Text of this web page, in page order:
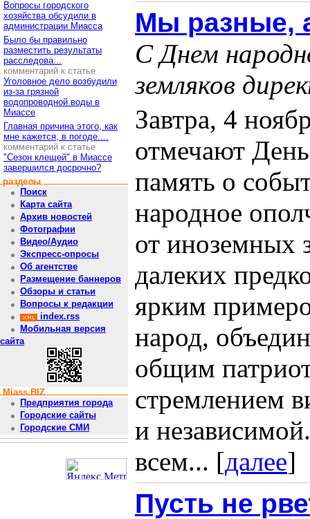
Вопросы городского
хозяйства обсудили в
администрации Миасса
Было бы правильно
разместить результаты
расследова...
комментарий к статье
Уголовное дело возбудили
из-за грязной
водопроводной воды в
Миассе
Главная причина этого, как
мне кажется, в погоде....
комментарий к статье
"Сезон клещей" в Миассе
завершился досрочно?
разделы
Поиск
Карта сайта
Архив новостей
Фотографии
Видео/Аудио
Экспресс-опросы
Об агентстве
Размещение баннеров
Обзоры и статьи
Вопросы к редакции
index.rss
Мобильная версия
сайта
Miass.BIZ
Предприятия города
Городские сайты
Городские СМИ
Мы разные,
С Днем
земляков
Завтра, 4
отмечают
память о
народное
от иноземных
далеких
ярким
народ,
общим
стремлением
и
всем... [далее]
Пусть не